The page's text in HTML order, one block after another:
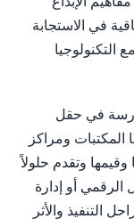
في الاستجابة
التكنولوجيا
في حقل
المكتبات ومراكز
وقيمها وتقدم حلولاً
الرقمي أو إدارة
التنفيذ والأثر